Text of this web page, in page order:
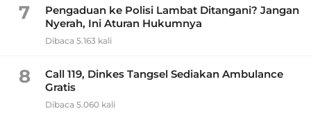
7
Pengaduan ke Polisi Lambat Ditangani? Jangan
Nyerah, Ini Aturan Hukumnya
Dibaca 5.163 kali
8
Call 119, Dinkes Tangsel Sediakan Ambulance
Gratis
Dibaca 5.060 kali